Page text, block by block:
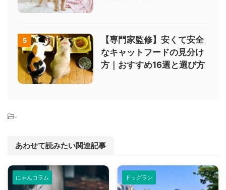
5
【専門家監修】安くて安全
なキャットフードの見分け
方｜おすすめ16選と選び方
-
あわせて読みたい関連記事
にゃんコラム ドッグラン